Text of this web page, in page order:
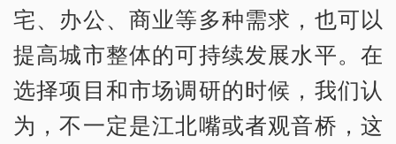
宅、办公、商业等多种需求，也可以
提高城市整体的可持续发展水平。在
选择项目和市场调研的时候，我们认
为，不一定是江北嘴或者观音桥，这